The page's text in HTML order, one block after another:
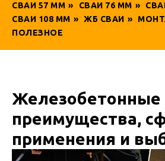
СВАИ 57 ММ » СВАИ 76 ММ »
СВАИ 108 ММ » ЖБ СВАИ »
ПОЛЕЗНОЕ
Железобетонные
преимущества,
применения и